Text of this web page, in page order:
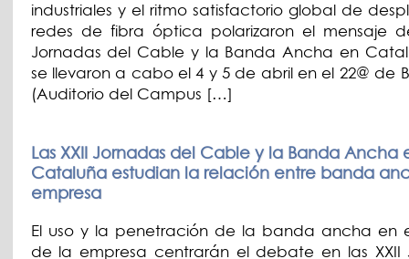
industriales y el ritmo satisfactorio global de
redes de fibra óptica polarizaron el mensaje
Jornadas del Cable y la Banda Ancha en
se llevaron a cabo el 4 y 5 de abril en el 22@ de
(Auditorio del Campus […]
Las XXII Jornadas del Cable y la Banda Ancha
Cataluña estudian la relación entre banda
empresa
El uso y la penetración de la banda ancha en
de la empresa centrarán el debate en las XXII